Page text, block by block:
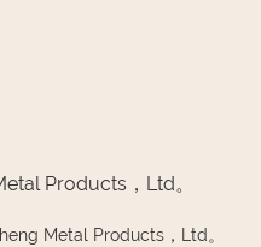
Products，Ltd。
Metal Products，Ltd。